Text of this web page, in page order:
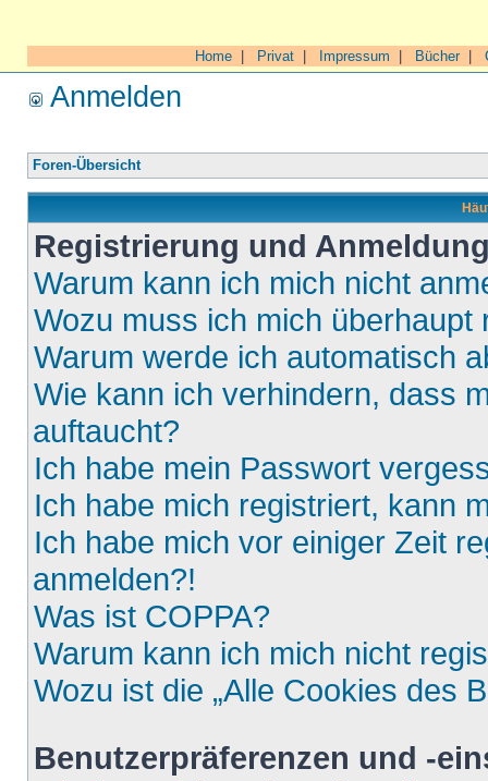
Home Privat Impressum Bücher|
Anmelden
Foren-Übersicht
Registrierung und
Warum kann ich mich nicht
Wozu muss ich mich überhaupt
Warum werde ich automatisch
Wie kann ich verhindern, dass
auftaucht?
Ich habe mein Passwort
Ich habe mich registriert, kann
Ich habe mich vor einiger Zeit
anmelden?!
Was ist COPPA?
Warum kann ich mich nicht
Wozu ist die „Alle Cookies des
Benutzerpräferenzen und -